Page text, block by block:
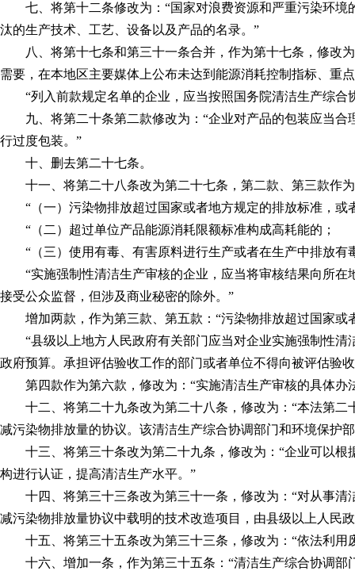
七、将第十二条修改为：“国家对浪费资源和严重污染环境
汰的生产技术、工艺、设备以及产品的名录。”
八、将第十七条和第三十一条合并，作为第十七条，修改为
需要，在本地区主要媒体上公布未达到能源消耗控制指标、重
“列入前款规定名单的企业，应当按照国务院清洁生产综合
九、将第二十条第二款修改为：“企业对产品的包装应当合
行过度包装。”
十、删去第二十七条。
十一、将第二十八条改为第二十七条，第二款、第三款作为
“（一）污染物排放超过国家或者地方规定的排放标准，或
“（二）超过单位产品能源消耗限额标准构成高耗能的；
“（三）使用有毒、有害原料进行生产或者在生产中排放有
“实施强制性清洁生产审核的企业，应当将审核结果向所在
接受公众监督，但涉及商业秘密的除外。”
增加两款，作为第三款、第五款：“污染物排放超过国家或
“县级以上地方人民政府有关部门应当对企业实施强制性清
政府预算。承担评估验收工作的部门或者单位不得向被评估验
第四款作为第六款，修改为：“实施清洁生产审核的具体办
十二、将第二十九条改为第二十八条，修改为：“本法第二
减污染物排放量的协议。该清洁生产综合协调部门和环境保护
十三、将第三十条改为第二十九条，修改为：“企业可以根
构进行认证，提高清洁生产水平。”
十四、将第三十三条改为第三十一条，修改为：“对从事清
减污染物排放量协议中载明的技术改造项目，由县级以上人民
十五、将第三十五条改为第三十三条，修改为：“依法利用
十六、增加一条，作为第三十五条：“清洁生产综合协调部